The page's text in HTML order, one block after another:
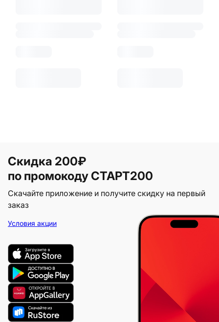
Скидка 200₽
по промокоду СТАРТ200
Скачайте приложение и получите скидку на первый
заказ
Условия акции